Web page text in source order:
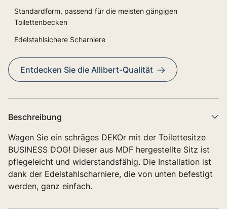
Standardform, passend für die meisten gängigen
Toilettenbecken
Edelstahlsichere Scharniere
Entdecken Sie die Allibert-Qualität
Beschreibung
Wagen Sie ein schräges DEKOr mit der Toilettesitze
BUSINESS DOG! Dieser aus MDF hergestellte Sitz ist
pflegeleicht und widerstandsfähig. Die Installation ist
dank der Edelstahlscharniere, die von unten befestigt
werden, ganz einfach.